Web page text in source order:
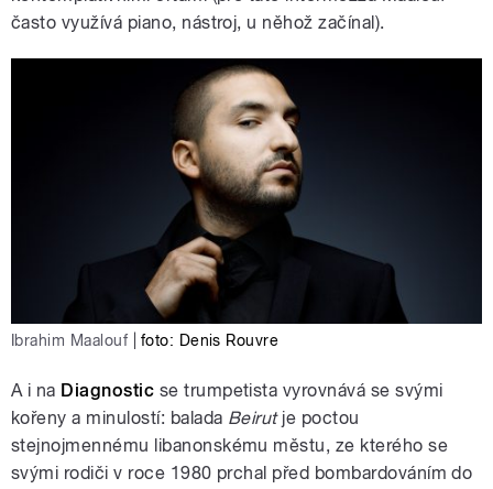
často využívá piano, nástroj, u něhož začínal).
Ibrahim Maalouf foto: Denis Rouvre
A i na Diagnostic se trumpetista vyrovnává se svými
kořeny a minulostí: balada Beirutje poctou
stejnojmennému libanonskému městu, ze kterého se
svými rodiči v roce 1980 prchal před bombardováním do